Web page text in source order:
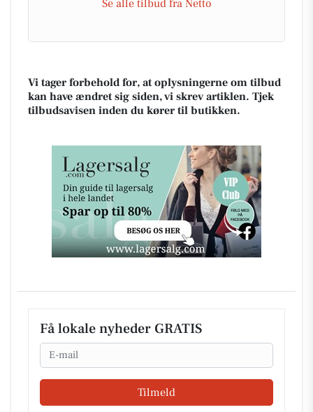
Se alle tilbud fra Netto
Vi tager forbehold for, at oplysningerne om tilbud
kan have ændret sig siden, vi skrev artiklen. Tjek
tilbudsavisen inden du kører til butikken.
Få lokale nyheder GRATIS
Email
Tilmeld